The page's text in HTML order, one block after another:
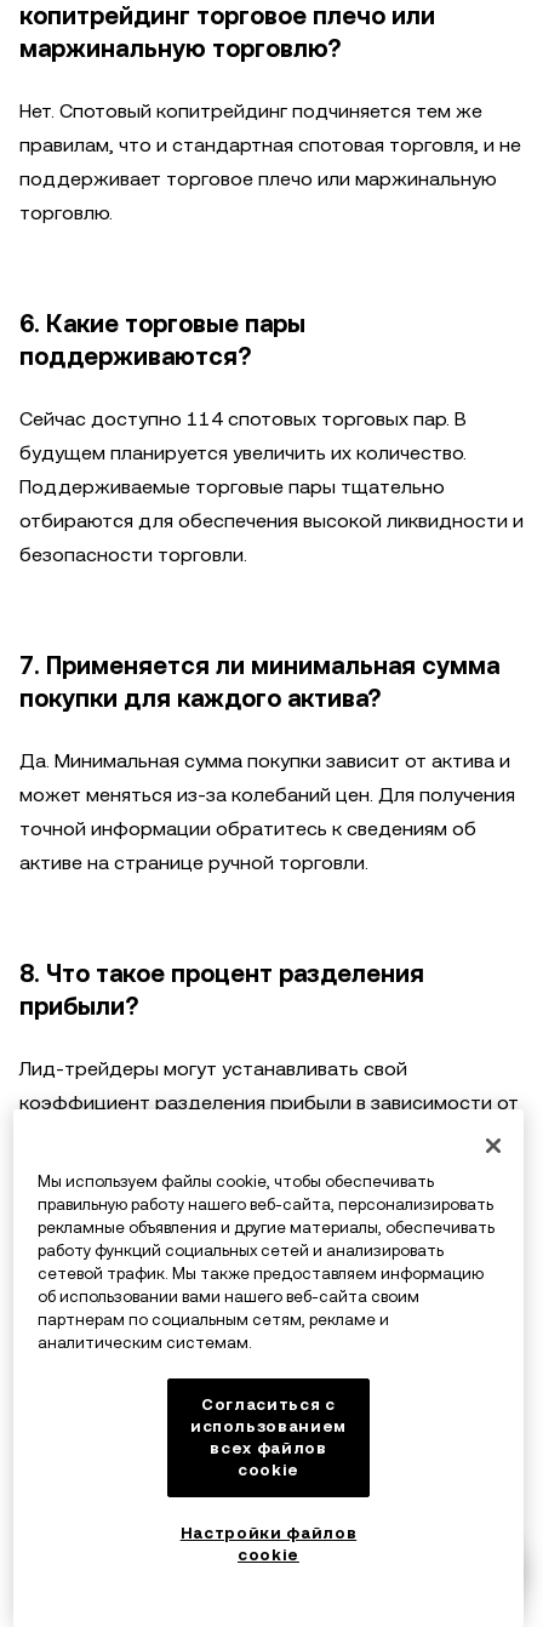
копитрейдинг торговое плечо или
маржинальную торговлю?
Нет. Спотовый копитрейдинг подчиняется тем же
правилам, что и стандартная спотовая торговля, и не
поддерживает торговое плечо или маржинальную
торговлю.
6. Какие торговые пары
поддерживаются?
Сейчас доступно 114 спотовых торговых пар. В
будущем планируется увеличить их количество.
Поддерживаемые торговые пары тщательно
отбираются для обеспечения высокой ликвидности и
безопасности торговли.
7. Применяется ли минимальная сумма
покупки для каждого актива?
Да. Минимальная сумма покупки зависит от актива и
может меняться из-за колебаний цен. Для получения
точной информации обратитесь к сведениям об
активе на странице ручной торговли.
8. Что такое процент разделения
прибыли?
Лид-трейдеры могут устанавливать свой
коэффициент разделения прибыли в зависимости от
составляет 30%. Уровни разделения прибыли можно
посмотреть на странице копитрейдинга.
9. Я знаю о кампании по привлечению
спотовых лид-трейдеров. Можно ли
начать копитрейдинг уже сейчас?
Начать спотовый копитрейдинг можно будет только
после официального запуска. Сейчас можно
чтобы получить эксклюзивные награды после
Мы используем файлы cookie, чтобы обеспечивать
правильную работу нашего веб-сайта, персонализировать
рекламные объявления и другие материалы, обеспечивать
работу функций социальных сетей и анализировать
сетевой трафик. Мы также предоставляем информацию
об использовании вами нашего веб-сайта своим
партнерам по социальным сетям, рекламе и
аналитическим системам.
Согласиться с
использованием
всех файлов
cookie
Настройки файлов
cookie